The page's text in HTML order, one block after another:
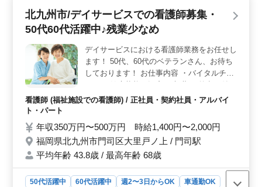
康管理をサポートする業務を行います。感染症の予防や
蔓延防止などの関連業務も担当し、地域の健康増進に貢
経験を活かして活躍できる職場です。また、実費支給の
通勤手当や年2回の賞与もあります。ライフワークバラン
スを重視し、自分らしい働き方が可能です。
北九州市/デイサービスでの看護師募集・
50代60代活躍中♪残業少なめ
デイサービスにおける看護師業務をお任せし
ます！ 50代、60代のベテランさん、お待ち
しております！ お仕事内容 ・バイタルチェ
添い など ＊施設経験が浅い方、先輩スタッ
能！ 利用者さまがいつまでも元気に日常生
活を送れるよう、 精一杯サポートしており
ます！ ご応募お待ちしております！
看護師 (福祉施設での看護師) / 正社員・契約社員・アルバイ
ト・パート
年収350万円〜500万円 時給1,400円〜2,000円
福岡県北九州市門司区大里戸ノ上 / 門司駅
平均年齢 43.8歳 / 最高年齢 68歳
50代活躍中 60代活躍中 週2〜3日からOK
車通勤OK